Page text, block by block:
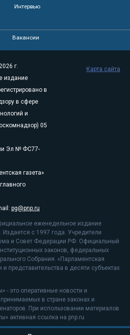
Интервью
Вакансии
г.
издание
в
в сфере
и
05
Эл № ФС77-
газета»
pg@pnp.ru
еженедельное издание
с 1997 года. Учредители
и Совет Федерации РФ. Официальный
законов, федеральных
Собрания. «Парламентская
и представительства в десяти субъектах
- это оперативные новости и
в стране законах и
При использовании материалов
активная ссылка на pnp.ru
Карта сайта